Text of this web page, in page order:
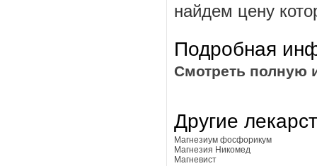
найдем цену
Подробная
Смотреть полную
Другие
Магнезиум фосфорикум
Магнезия Никомед
Магневист